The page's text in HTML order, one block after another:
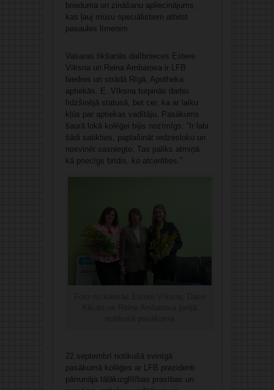
brieduma un zināšanu apliecinājums,
kas ļauj mūsu speciālistiem atbilst
pasaules līmenim.
Vasaras tikšanās dalībnieces Estere
Vīksna un Reina Ambarova ir LFB
biedres un strādā Rīgā, Apotheka
aptiekās. E. Vīksna turpinās darbu
līdzšinējā statusā, bet cer, ka ar laiku
kļūs par aptiekas vadītāju. Pasākums
šaurā lokā kolēģei bijis nozīmīgs: “Ir labi
šādi satikties, paplašināt redzesloku un
nosvinēt sasniegto. Tas paliks atmiņā
kā priecīgs brīdis, ko atcerēties.”
22.septembrī notikušā svinīgā
pasākumā kolēģes ar LFB prezidenti
pārrunāja tālākizglītības prasības un